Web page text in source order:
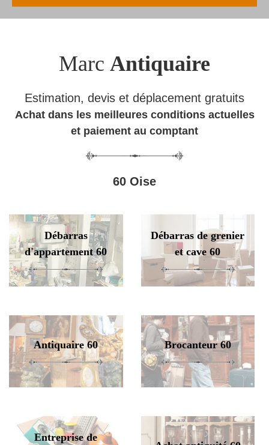
Marc Antiquaire
Estimation, devis et déplacement gratuits
Achat dans les meilleures conditions actuelles
et paiement au comptant
60 Oise
Débarras
d'appartement 60
Débarras de grenier
et cave 60
Antiquaire 60 Brocanteur 60
Entreprise de